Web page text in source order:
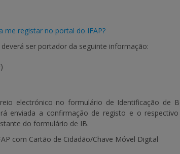
me registar no portal do IFAP?
ser portador da seguinte informação:
electrónico no formulário de Identificação de
enviada a confirmação de registo e o
do formulário de IB.
com Cartão de Cidadão/Chave Móvel Digital